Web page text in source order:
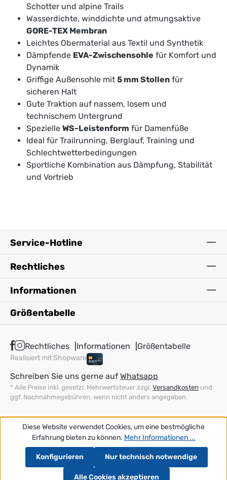
Schotter und alpine Trails
Wasserdichte, winddichte und atmungsaktive
GORE-TEX Membran
Leichtes Obermaterial aus Textil und Synthetik
Dämpfende EVA-Zwischensohle für Komfort und
Dynamik
Griffige Außensohle mit 5 mm Stollen für
sicheren Halt
Gute Traktion auf nassem, losem und
technischem Untergrund
Spezielle WS-Leistenform für Damenfüße
Ideal für Trailrunning, Berglauf, Training und
Schlechtwetterbedingungen
Sportliche Kombination aus Dämpfung, Stabilität
und Vortrieb
Service-Hotline
Rechtliches
Informationen
Größentabelle
Rechtliches Informationen Größentabelle
Realisiert mit Shopware
Schreiben Sie uns gerne auf Whatsapp
* Alle Preise inkl. gesetzl. Mehrwertsteuer zzgl. Versandkosten und
ggf. Nachnahmegebühren, wenn nicht anders angegeben.
Diese Website verwendet Cookies, um eine bestmögliche
Erfahrung bieten zu können. Mehr Informationen ...
Nur technisch notwendige
Konfigurieren
Alle Cookies akzeptieren